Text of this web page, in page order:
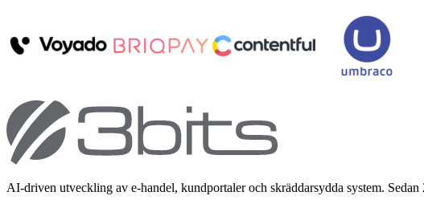
AI-driven utveckling av e-handel, kundportaler och skräddarsydda system. Sedan